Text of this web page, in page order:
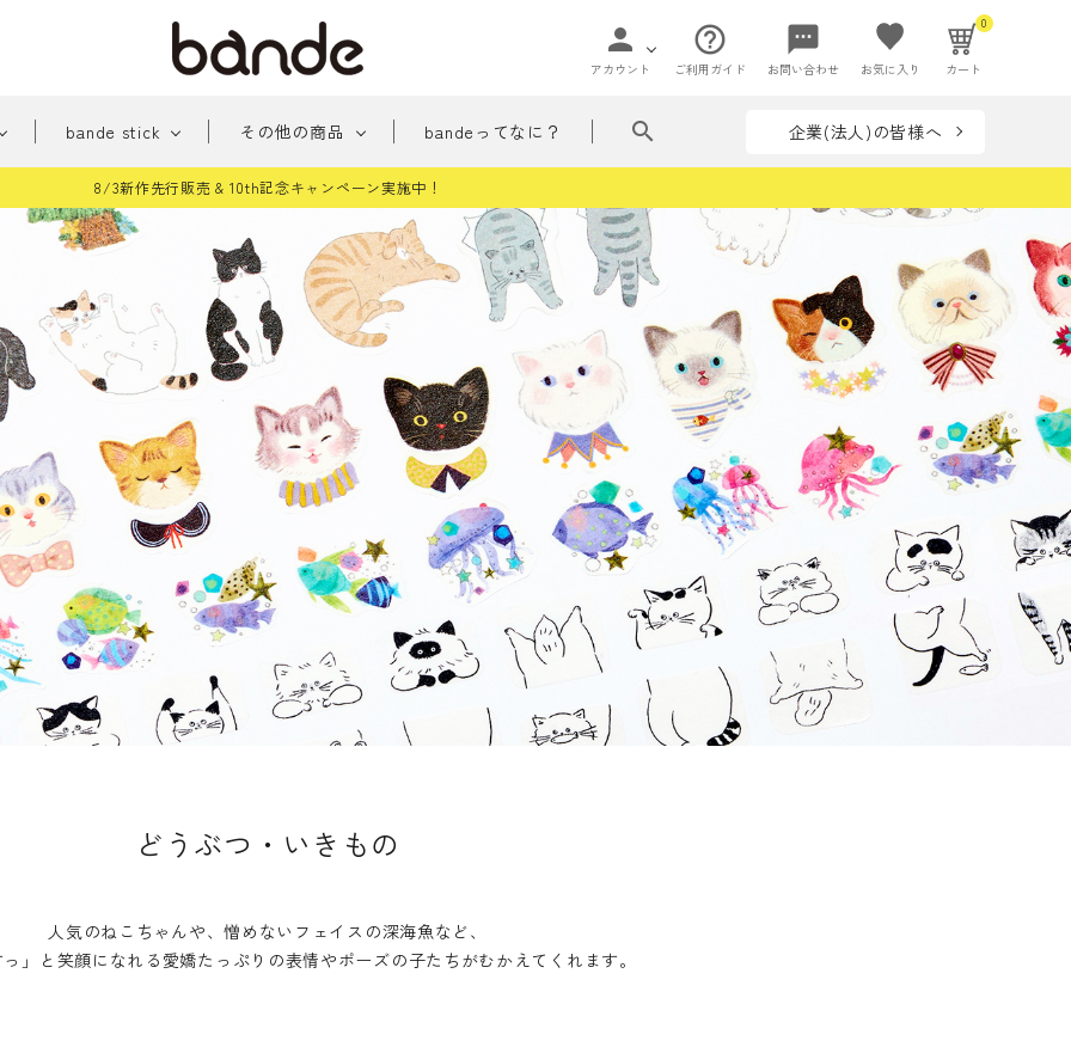
person
アカウント
help_outline
ご利用ガイド
sms
お問い合わせ お気に入り
0
カート
みちくさアーケード 貼って贈れる花ことば
手帳に住む人たち 桜シリーズ フラワー
和柄 どうぶつ・いきもの 着せ替えシリーズ
ッカー その他
bande stick
新
品
その他の商品
おめかしペー
パー
ペーパーアイ
テム
雑貨
bandeってなに？ search 企業(法人)の皆様へ
8/3新作先行販売 & 10th記念キャンペーン実施中！
どうぶつ・いきもの
人気のねこちゃんや、憎めないフェイスの深海魚など、
」と笑顔になれる愛嬌たっぷりの表情やポーズの子たちがむかえてくれます。